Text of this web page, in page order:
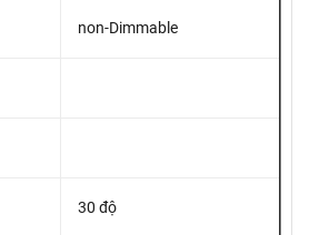
non-Dimmable
30 độ